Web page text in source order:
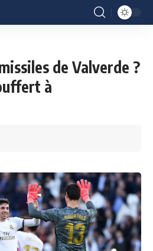
de Valverde ?
à